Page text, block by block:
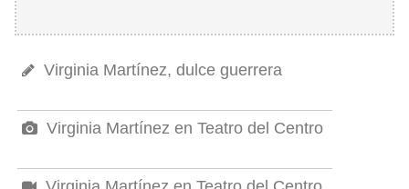
Virginia Martínez, dulce guerrera
Virginia Martínez en Teatro del Centro